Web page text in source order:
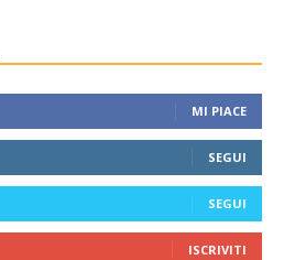
MI PIACE
SEGUI
SEGUI
ISCRIVITI